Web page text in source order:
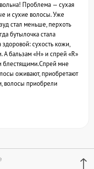
Проблема — сухая
и сухие волосы. Уже
стал меньше, перхоть
бутылочка стала
здоровой: сухость кожи,
бальзам «H» и спрей «R»
блестящими.Спрей мне
оживают, приобретают
волосы приобрели
↑